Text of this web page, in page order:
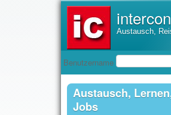
Austausch,
Benutzeranmeldung
Benutzername
Austausch,
Jobs